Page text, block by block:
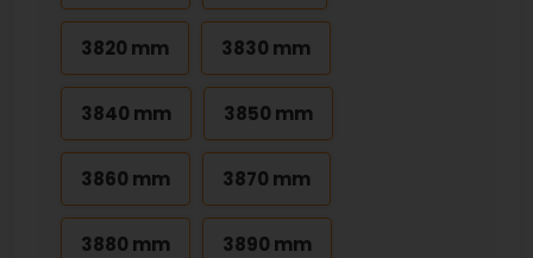
3820 mm 3830 mm
3840 mm 3850 mm
3860 mm 3870 mm
3880 mm 3890 mm